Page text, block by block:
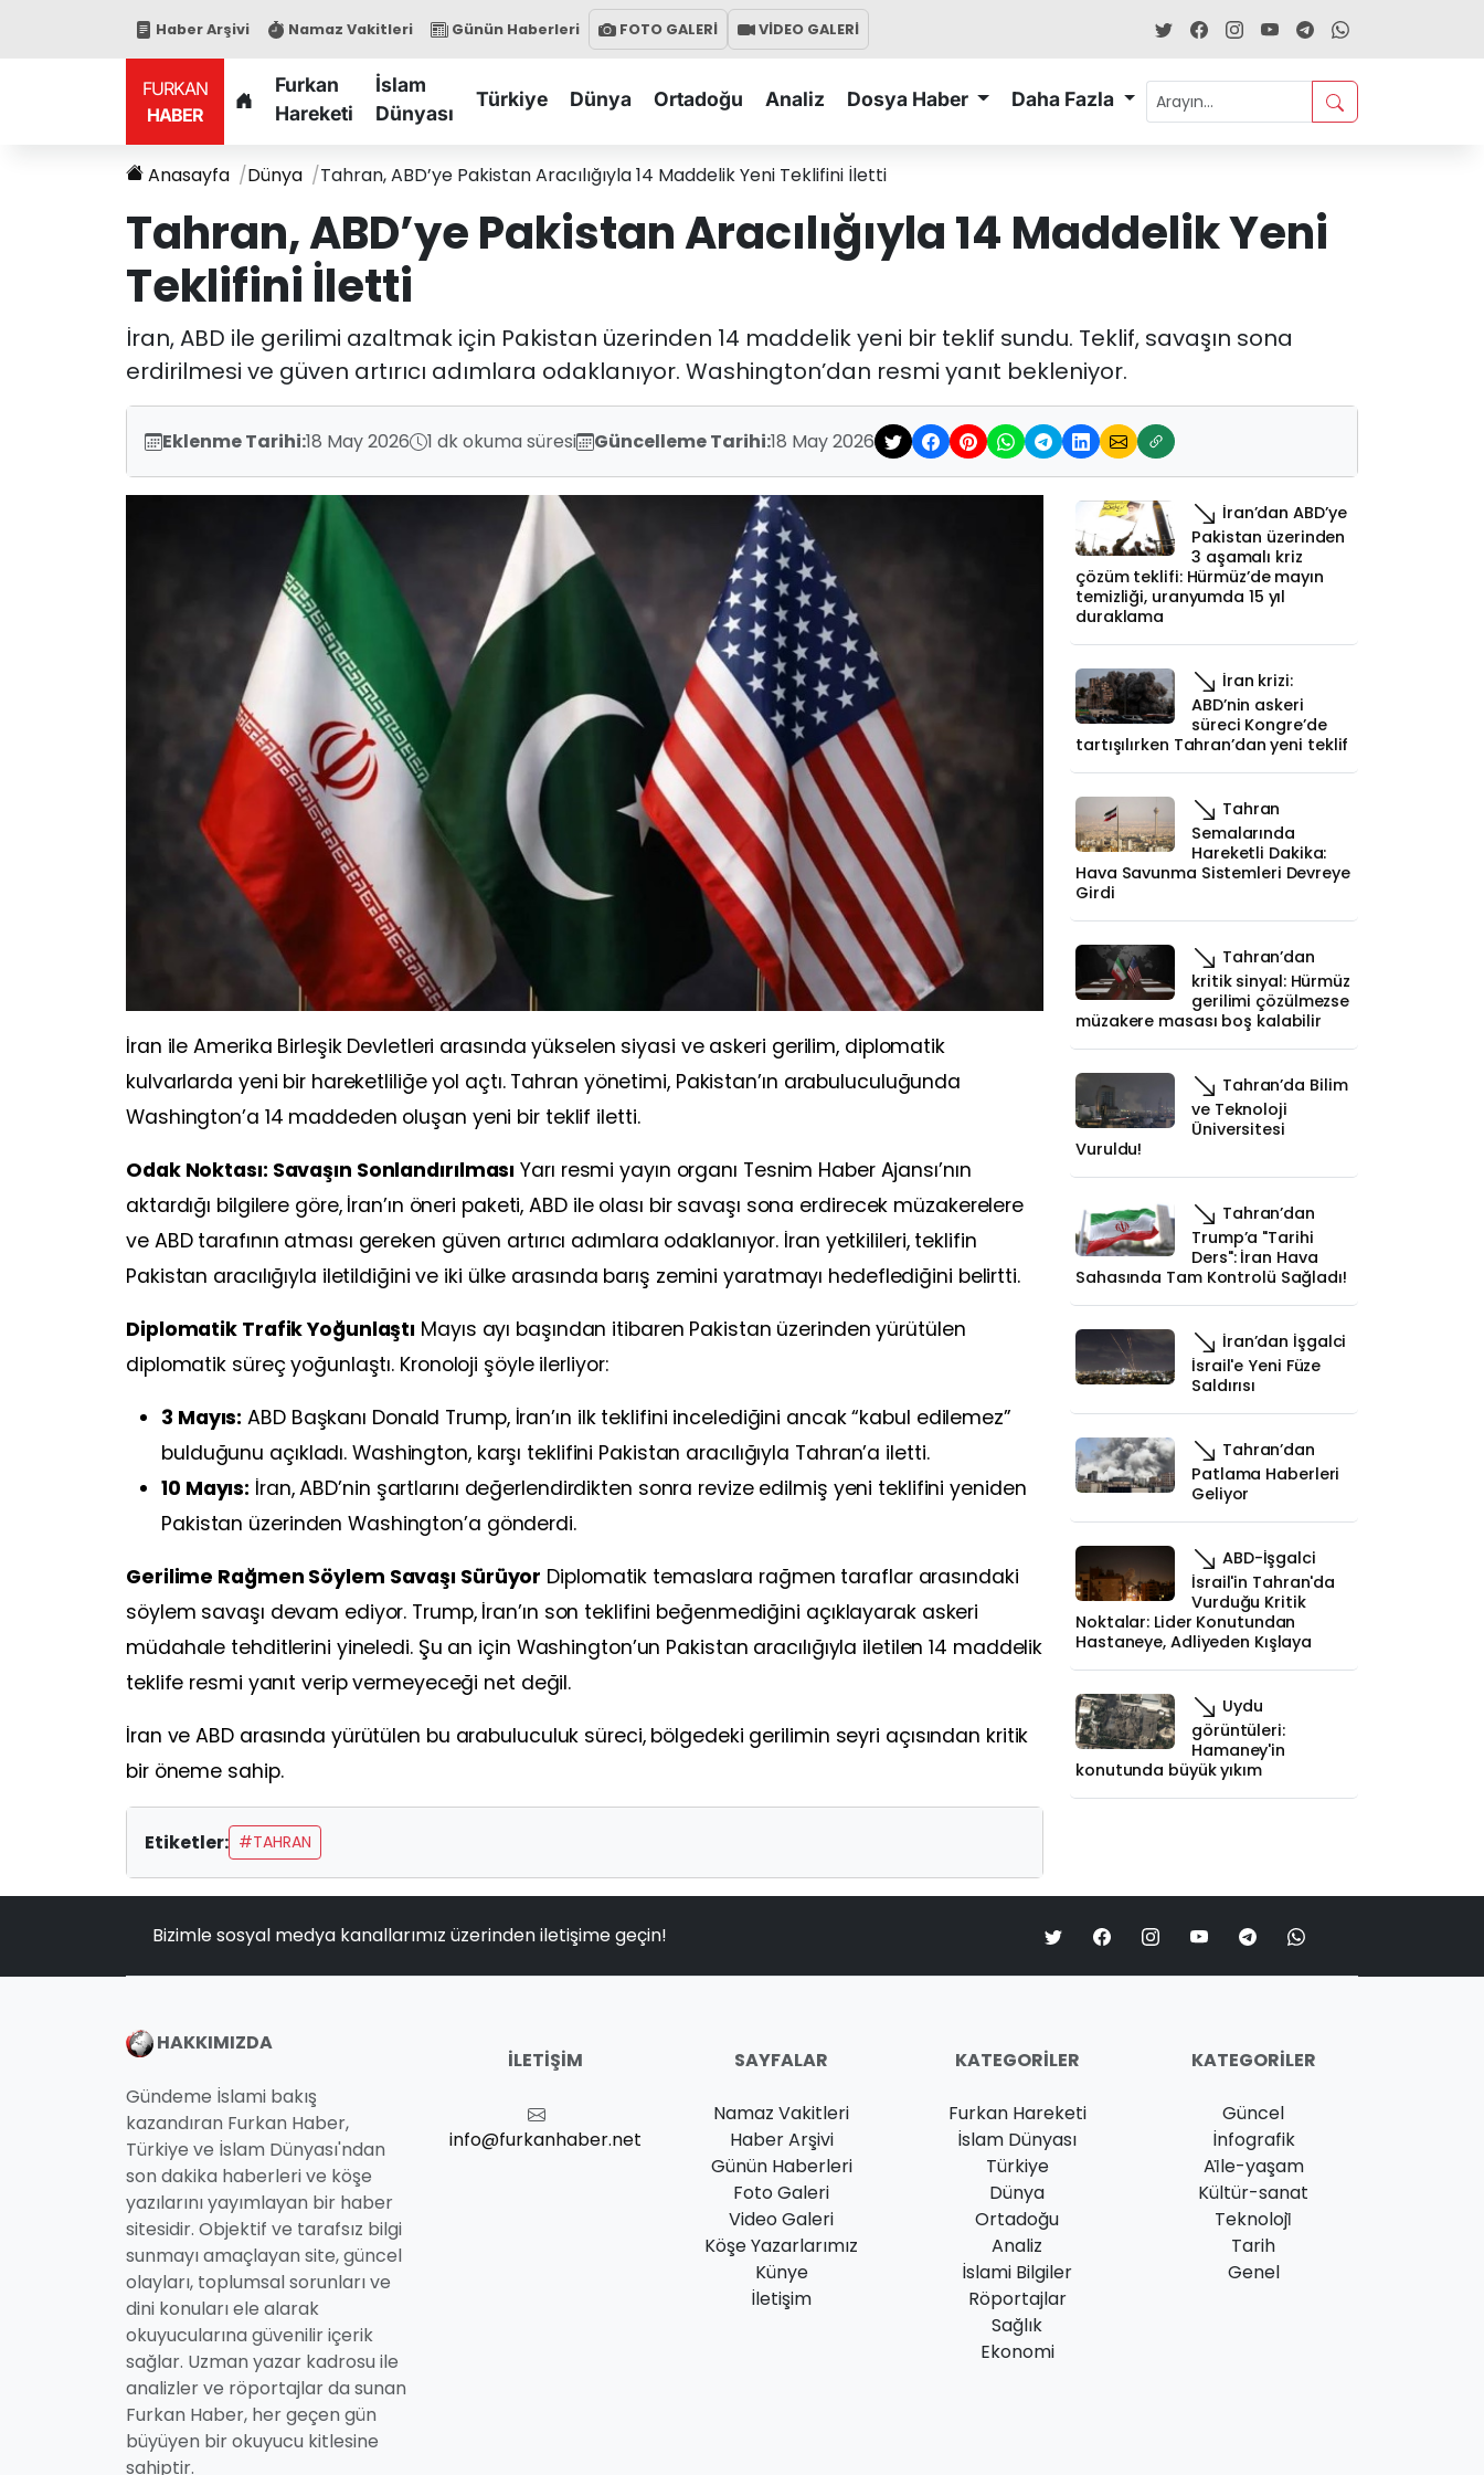
Haber Arşivi Namaz Vakitleri Günün Haberleri FOTO GALERİ VİDEO GALERİ
FURKAN
HABER
Furkan
Hareketi
İslam
Dünyası
Türkiye Dünya Ortadoğu Analiz Dosya Haber Daha Fazla
Anasayfa Dünya Tahran, ABD’ye Pakistan Aracılığıyla 14 Maddelik Yeni Teklifini İletti
Tahran, ABD’ye Pakistan Aracılığıyla 14 Maddelik Yeni
Teklifini İletti
İran, ABD ile gerilimi azaltmak için Pakistan üzerinden 14 maddelik yeni bir teklif sundu. Teklif, savaşın sona
erdirilmesi ve güven artırıcı adımlara odaklanıyor. Washington’dan resmi yanıt bekleniyor.
Eklenme Tarihi:18 May 2026 1 dk okuma süresi Güncelleme Tarihi:18 May 2026
İran ile Amerika Birleşik Devletleri arasında yükselen siyasi ve askeri gerilim, diplomatik
kulvarlarda yeni bir hareketliliğe yol açtı. Tahran yönetimi, Pakistan’ın arabuluculuğunda
Washington’a 14 maddeden oluşan yeni bir teklif iletti.
Odak Noktası: Savaşın Sonlandırılması Yarı resmi yayın organı Tesnim Haber Ajansı’nın
aktardığı bilgilere göre, İran’ın öneri paketi, ABD ile olası bir savaşı sona erdirecek müzakerelere
ve ABD tarafının atması gereken güven artırıcı adımlara odaklanıyor. İran yetkilileri, teklifin
Pakistan aracılığıyla iletildiğini ve iki ülke arasında barış zemini yaratmayı hedeflediğini belirtti.
Diplomatik Trafik Yoğunlaştı Mayıs ayı başından itibaren Pakistan üzerinden yürütülen
diplomatik süreç yoğunlaştı. Kronoloji şöyle ilerliyor:
3 Mayıs: ABD Başkanı Donald Trump, İran’ın ilk teklifini incelediğini ancak “kabul edilemez”
bulduğunu açıkladı. Washington, karşı teklifini Pakistan aracılığıyla Tahran’a iletti.
10 Mayıs: İran, ABD’nin şartlarını değerlendirdikten sonra revize edilmiş yeni teklifini yeniden
Pakistan üzerinden Washington’a gönderdi.
Gerilime Rağmen Söylem Savaşı Sürüyor Diplomatik temaslara rağmen taraflar arasındaki
söylem savaşı devam ediyor. Trump, İran’ın son teklifini beğenmediğini açıklayarak askeri
müdahale tehditlerini yineledi. Şu an için Washington’un Pakistan aracılığıyla iletilen 14 maddelik
teklife resmi yanıt verip vermeyeceği net değil.
İran ve ABD arasında yürütülen bu arabuluculuk süreci, bölgedeki gerilimin seyri açısından kritik
bir öneme sahip.
Etiketler: #TAHRAN
İran’dan ABD’ye
Pakistan üzerinden
3 aşamalı kriz
çözüm teklifi: Hürmüz’de mayın
temizliği, uranyumda 15 yıl
duraklama
İran krizi:
ABD’nin askeri
süreci Kongre’de
tartışılırken Tahran’dan yeni teklif
Tahran
Semalarında
Hareketli Dakika:
Hava Savunma Sistemleri Devreye
Girdi
Tahran’dan
kritik sinyal: Hürmüz
gerilimi çözülmezse
müzakere masası boş kalabilir
Tahran’da Bilim
ve Teknoloji
Üniversitesi
Vuruldu!
Tahran’dan
Trump’a "Tarihi
Ders": İran Hava
Sahasında Tam Kontrolü Sağladı!
İran’dan İşgalci
İsrail'e Yeni Füze
Saldırısı
Tahran’dan
Patlama Haberleri
Geliyor
ABD-İşgalci
İsrail'in Tahran'da
Vurduğu Kritik
Noktalar: Lider Konutundan
Hastaneye, Adliyeden Kışlaya
Uydu
görüntüleri:
Hamaney'in
konutunda büyük yıkım
Bizimle sosyal medya kanallarımız üzerinden iletişime geçin!
HAKKIMIZDA
Gündeme İslami bakış
kazandıran Furkan Haber,
Türkiye ve İslam Dünyası'ndan
son dakika haberleri ve köşe
yazılarını yayımlayan bir haber
sitesidir. Objektif ve tarafsız bilgi
sunmayı amaçlayan site, güncel
olayları, toplumsal sorunları ve
dini konuları ele alarak
okuyucularına güvenilir içerik
sağlar. Uzman yazar kadrosu ile
analizler ve röportajlar da sunan
Furkan Haber, her geçen gün
büyüyen bir okuyucu kitlesine
sahiptir.
İLETIŞIM
info@furkanhaber.net
SAYFALAR
Namaz Vakitleri
Haber Arşivi
Günün Haberleri
Foto Galeri
Video Galeri
Köşe Yazarlarımız
Künye
İletişim
KATEGORILER
Furkan Hareketi
İslam Dünyası
Türkiye
Dünya
Ortadoğu
Analiz
İslami Bilgiler
Röportajlar
Sağlık
Ekonomi
KATEGORILER
Güncel
İnfografik
Ai̇le-yaşam
Kültür-sanat
Teknoloji̇
Tarih
Genel